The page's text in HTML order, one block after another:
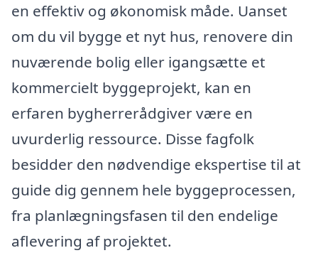
en effektiv og økonomisk måde. Uanset
om du vil bygge et nyt hus, renovere din
nuværende bolig eller igangsætte et
kommercielt byggeprojekt, kan en
erfaren bygherrerådgiver være en
uvurderlig ressource. Disse fagfolk
besidder den nødvendige ekspertise til at
guide dig gennem hele byggeprocessen,
fra planlægningsfasen til den endelige
aflevering af projektet.